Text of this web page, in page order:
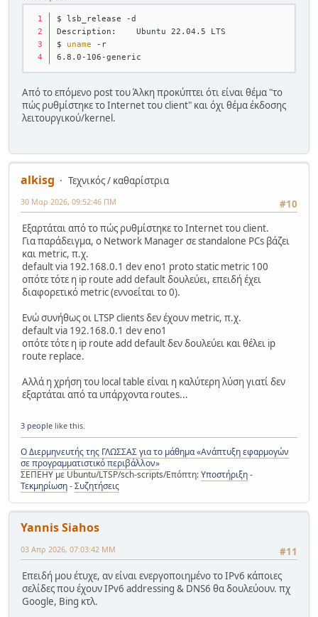
$ lsb_release -d
Description:    Ubuntu 22.04.5 LTS
$ uname -r
6.8.0-106-generic
Από το επόμενο post του Άλκη προκύπτει ότι είναι θέμα "το
πώς ρυθμίστηκε το Internet του client" και όχι θέμα έκδοσης
λειτουργικού/kernel.
alkisg
Τεχνικός / καθαρίστρια
#10
30 Μαρ 2026, 09:52:46 ΠΜ
Εξαρτάται από το πώς ρυθμίστηκε το Internet του client.
Για παράδειγμα, ο Network Manager σε standalone PCs βάζει
και metric, π.χ.
default via 192.168.0.1 dev eno1 proto static metric 100
οπότε τότε η ip route add default δουλεύει, επειδή έχει
διαφορετικό metric (εννοείται το 0).
Ενώ συνήθως οι LTSP clients δεν έχουν metric, π.χ.
default via 192.168.0.1 dev eno1
οπότε τότε η ip route add default δεν δουλεύει και θέλει ip
route replace.
Αλλά η χρήση του local table είναι η καλύτερη λύση γιατί δεν
εξαρτάται από τα υπάρχοντα routes...
3 people like this.
Ο Διερμηνευτής της ΓΛΩΣΣΑΣ για το μάθημα «Ανάπτυξη εφαρμογών
σε προγραμματιστικό περιβάλλον»
ΣΕΠΕΗΥ με Ubuntu/LTSP/sch-scripts/Επόπτη:Υποστήριξη-
Τεκμηρίωση-Συζητήσεις
Yannis Siahos
#11
03 Απρ 2026, 07:03:42 ΜΜ
Επειδή μου έτυχε, αν είναι ενεργοποιημένο το IPv6 κάποιες
σελίδες που έχουν IPv6 addressing & DNS6 θα δουλεύουν. πχ
Google, Bing κτλ.